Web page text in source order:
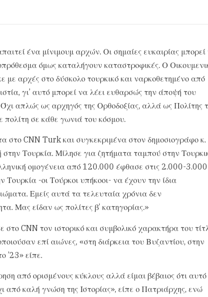
ένα μίνιμουμ αρχών. Οι σημαίες ευκαιρίας
όμως καταλήγουν καταστροφικές. Ο
με αρχές στο δύσκολο τουρκικό και ναρκοθετημένο από
γι’ αυτό μπορεί να λέει ευθαρσώς την άποψή του
απλώς ως αρχηγός της Ορθοδοξίας, αλλά ως Πολίτης
σε κάθε γωνιά του κόσμου.
στο CNN Turk και συγκεκριμένα στον δημοσιογράφο κ.
Τουρκία. Μίλησε για ζητήματα ταμπού στην
ομογένεια από 120.000 έφθασε στις 2.000-3.000
-οι Τούρκοι υπήκοοι- να έχουν την ίδια
Εμείς αυτά τα τελευταία χρόνια δεν
Μας είδαν ως πολίτες β’ κατηγορίας.»
CNN τον ιστορικό και συμβολικό χαρακτήρα του
επί αιώνες, «στη διάρκεια του Βυζαντίου, στην
’23» είπε.
από ορισμένους κύκλους αλλά είμαι βέβαιος ότι αυτό
από καλή γνώση της Ιστορίας», είπε ο Πατριάρχης, ενώ